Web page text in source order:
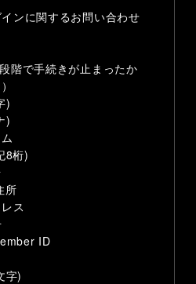
インに関するお問い合わせ
階で手続きが止まったか
)
)
8桁)
所
ス
ID
字)